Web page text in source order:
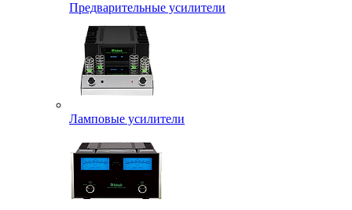
Предварительные усилители
Ламповые усилители